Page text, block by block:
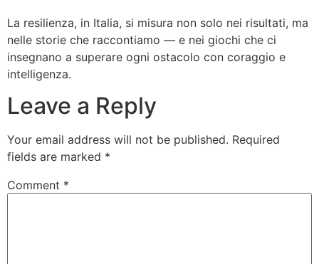
La resilienza, in Italia, si misura non solo nei risultati, ma
nelle storie che raccontiamo — e nei giochi che ci
insegnano a superare ogni ostacolo con coraggio e
intelligenza.
Leave a Reply
Your email address will not be published. Required
fields are marked *
Comment *